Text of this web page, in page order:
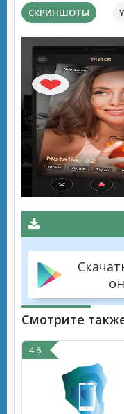
СКРИНШОТЫ
Смотрите
4.6